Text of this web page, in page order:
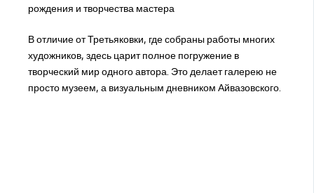
рождения и творчества мастера
В отличие от Третьяковки, где собраны работы многих
художников, здесь царит полное погружение в
творческий мир одного автора. Это делает галерею не
просто музеем, а визуальным дневником Айвазовского.